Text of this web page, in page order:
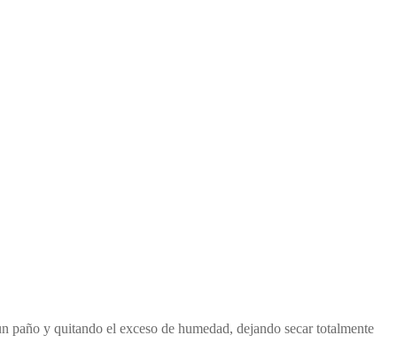
y quitando el exceso de humedad, dejando secar totalmente